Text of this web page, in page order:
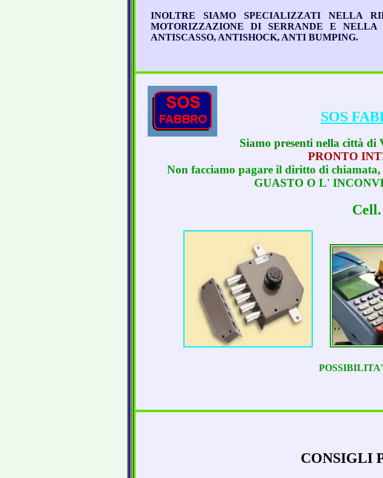
INOLTRE SIAMO SPECIALIZZATI NELLA
MOTORIZZAZIONE DI SERRANDE E NELLA
ANTISCASSO, ANTISHOCK, ANTI BUMPING.
SOS
Siamo presenti nella città
PRONTO
Non facciamo pagare il diritto di
GUASTO O L'
Cell.
CONSIGLI